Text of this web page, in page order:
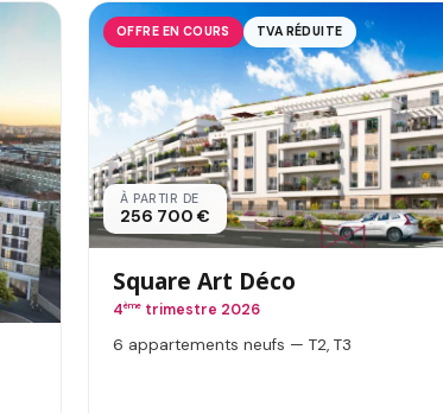
OFFRE EN COURS TVA RÉDUITE
À PARTIR DE
256 700 €
Square Art Déco
4ème trimestre 2026
6 appartements neufs — T2, T3